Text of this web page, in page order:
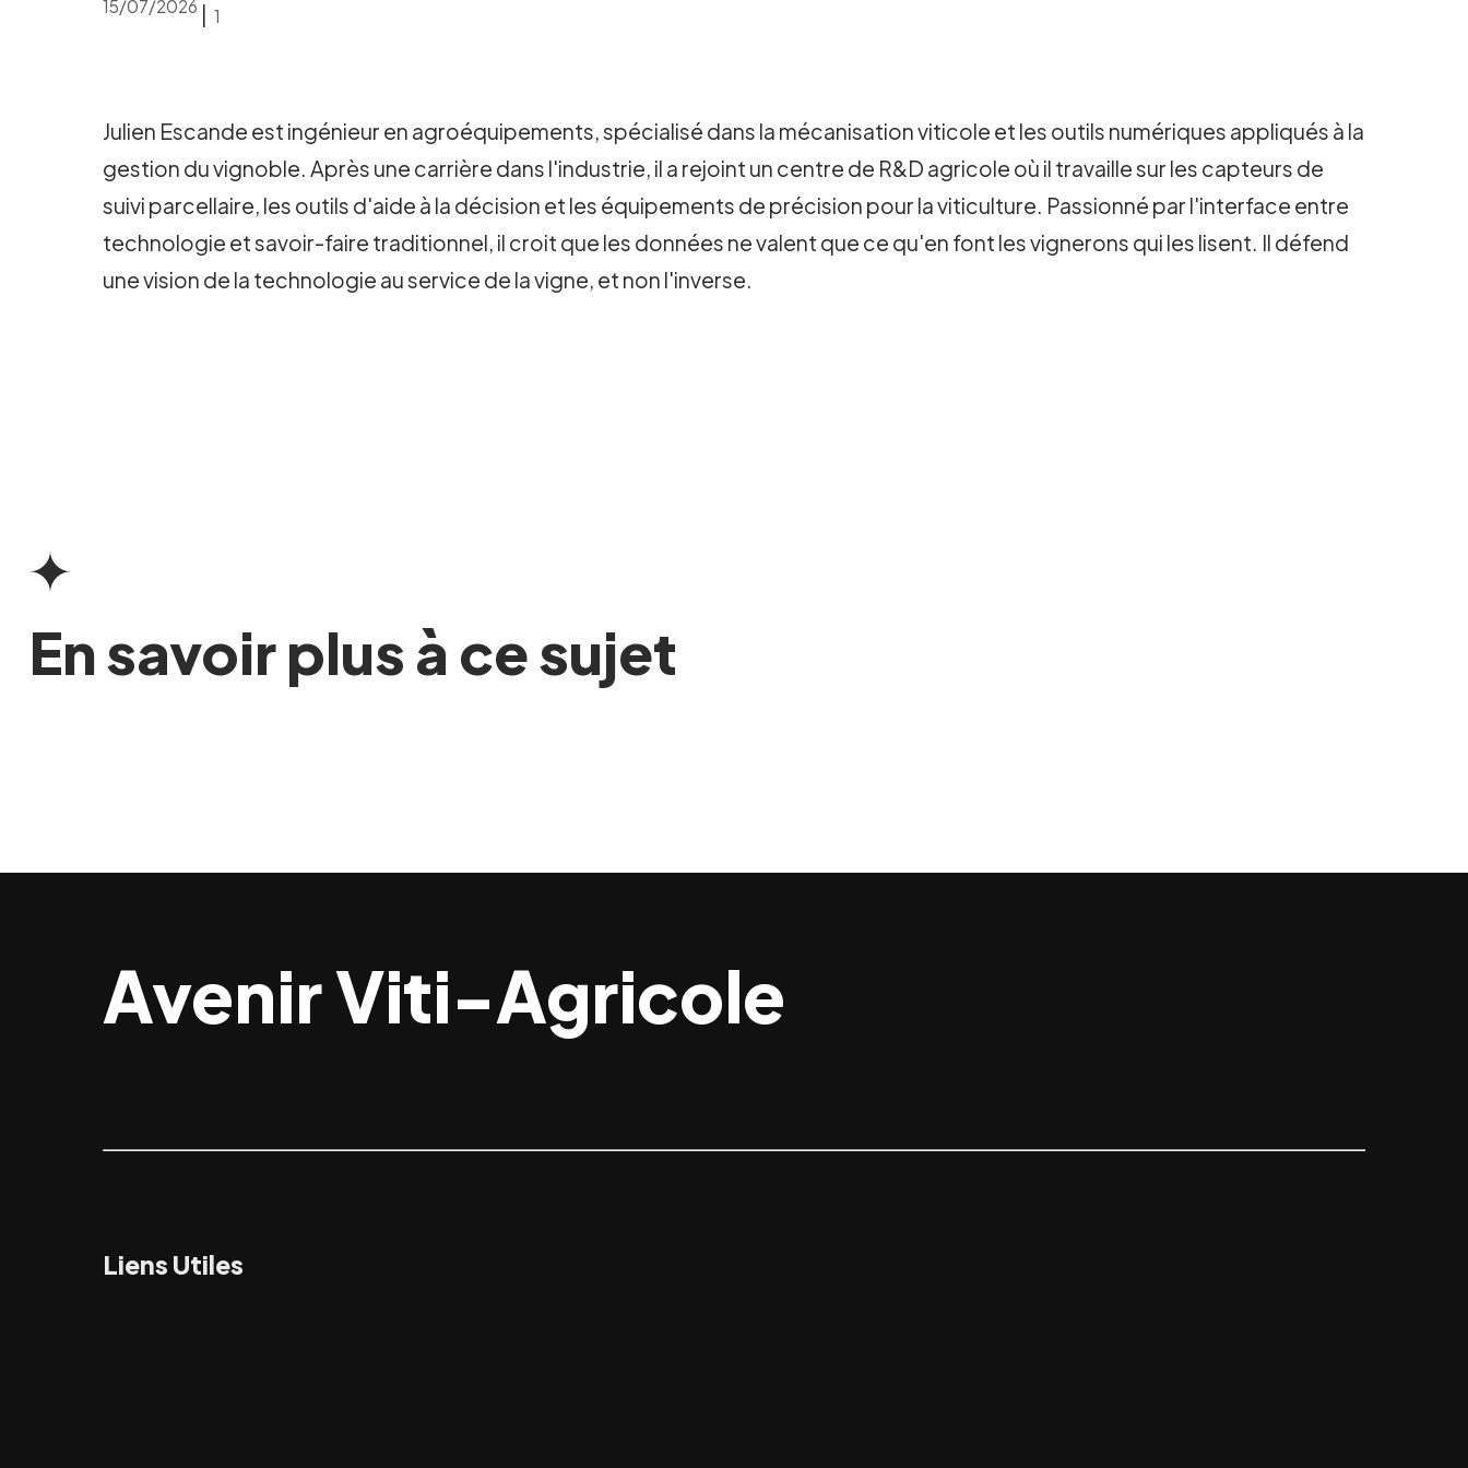
15/07/2026 |1
Julien Escande est ingénieur en agroéquipements, spécialisé dans la mécanisation viticole et les outils numériques appliqués à la
gestion du vignoble. Après une carrière dans l'industrie, il a rejoint un centre de R&D agricole où il travaille sur les capteurs de
suivi parcellaire, les outils d'aide à la décision et les équipements de précision pour la viticulture. Passionné par l'interface entre
technologie et savoir-faire traditionnel, il croit que les données ne valent que ce qu'en font les vignerons qui les lisent. Il défend
une vision de la technologie au service de la vigne, et non l'inverse.
En savoir plus à ce sujet
Avenir Viti-Agricole
Liens Utiles